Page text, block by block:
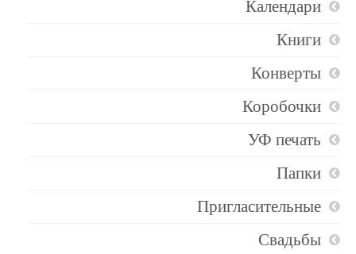
Календари
Книги
Конверты
Коробочки
УФ печать
Папки
Пригласительные
Свадьбы